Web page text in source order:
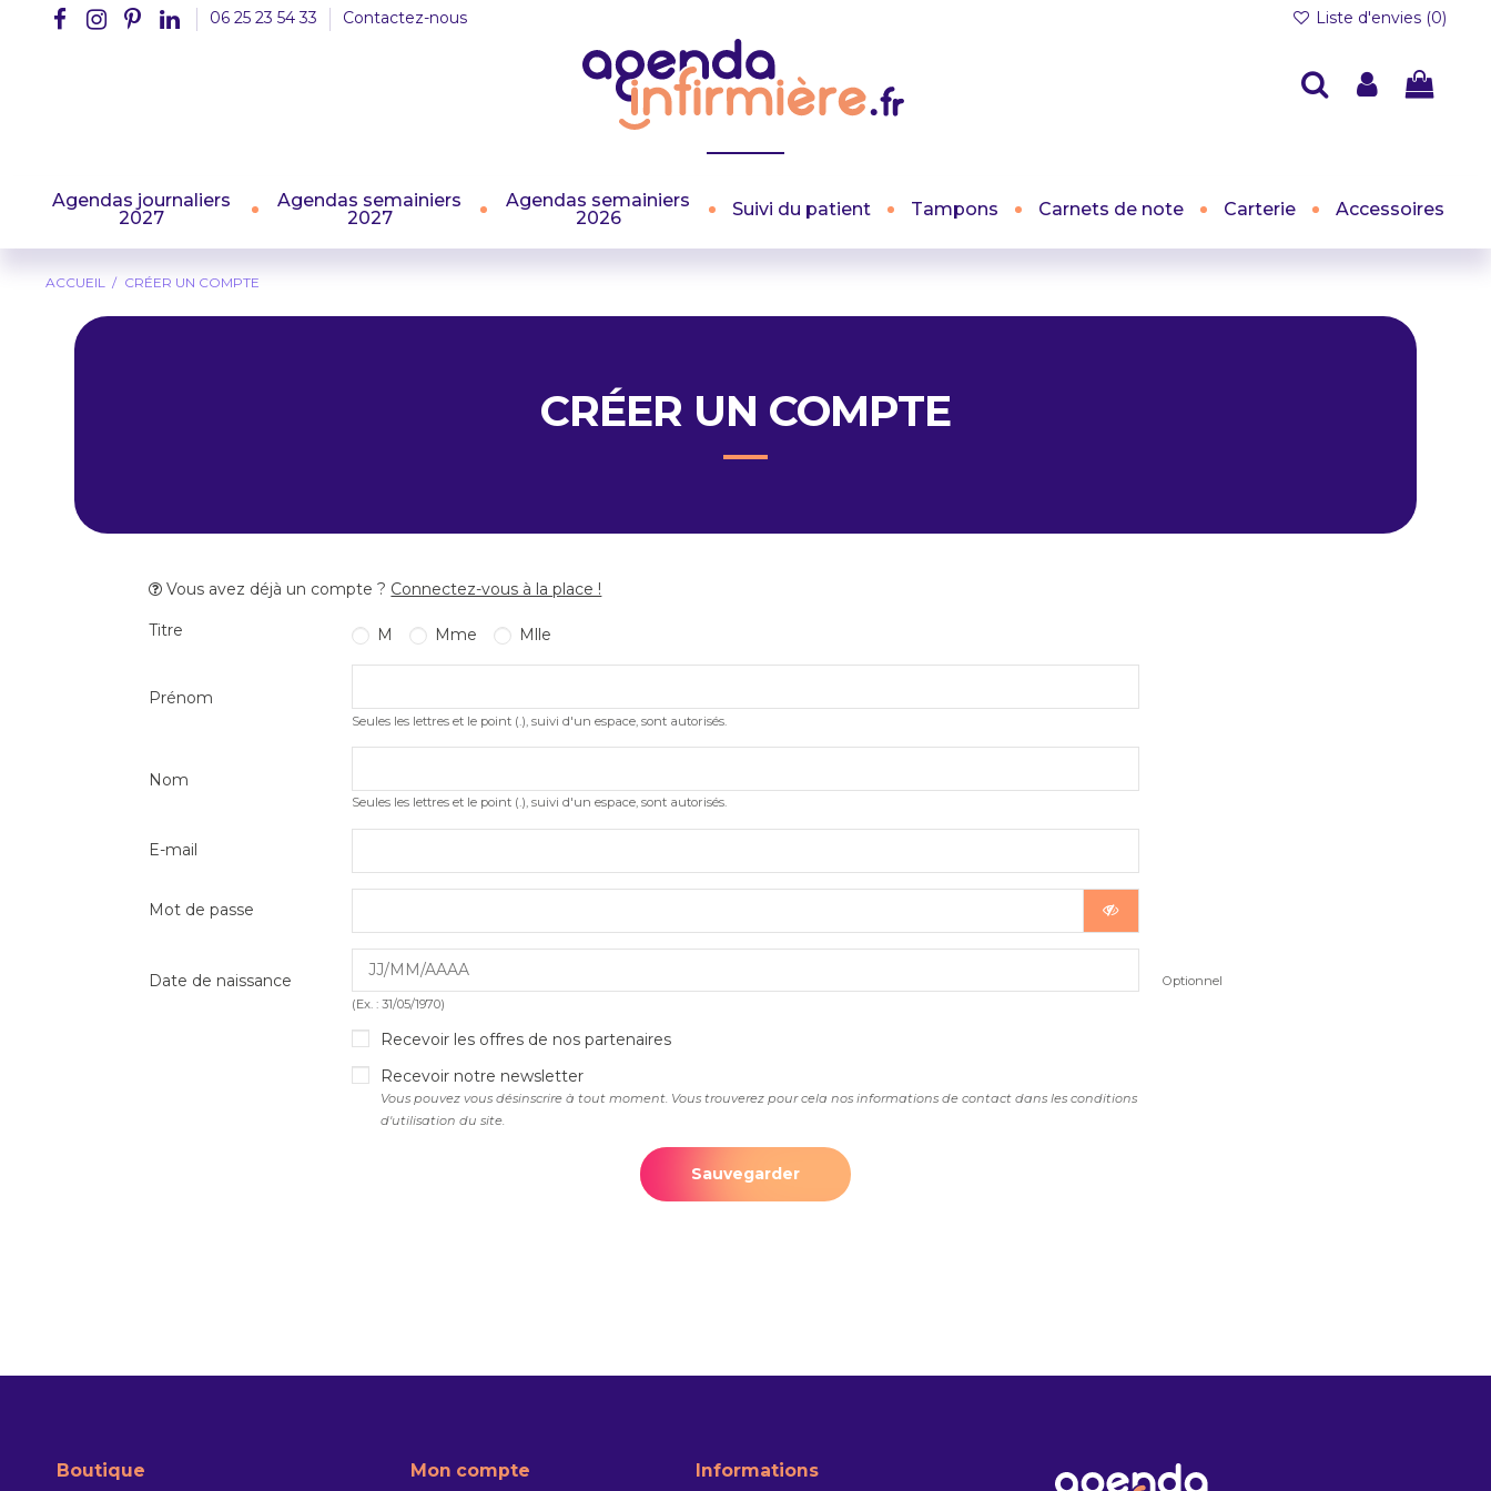
06 25 23 54 33 Contactez-nous Liste d'envies (0)
Agendas journaliers
2027
Agendas semainiers
2027
Agendas semainiers
2026
Suivi du patient Tampons Carnets de note Carterie Accessoires
ACCUEIL CRÉER UN COMPTE
CRÉER UN COMPTE
Vous avez déjà un compte ? Connectez-vous à la place !
Titre M Mme Mlle
Prénom
Seules les lettres et le point (.), suivi d'un espace, sont autorisés.
Nom
Seules les lettres et le point (.), suivi d'un espace, sont autorisés.
E-mail
Mot de passe
Date de naissance
(Ex. : 31/05/1970)
Optionnel
Recevoir les offres de nos partenaires
Recevoir notre newsletter
Vous pouvez vous désinscrire à tout moment. Vous trouverez pour cela nos informations de contact dans les conditions
d'utilisation du site.
Sauvegarder
Boutique Mon compte Informations